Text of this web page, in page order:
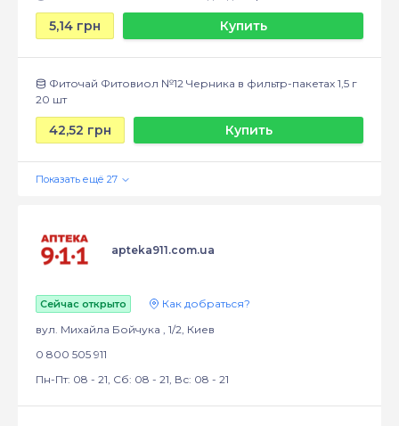
5,14 грн Купить
Фиточай Фитовиол №12 Черника в фильтр-пакетах 1,5 г
20 шт
42,52 грн Купить
apteka911.com.ua
Сейчас открыто
Как добраться?
вул. Михайла Бойчука , 1/2, Киев
0 800 505 911
Пн-Пт: 08 - 21, Сб: 08 - 21, Вс: 08 - 21